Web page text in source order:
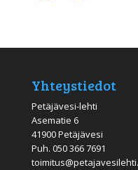
Yhteystiedot
Petäjävesi-lehti
Asematie 6
41900 Petäjävesi
Puh. 050 366 7691